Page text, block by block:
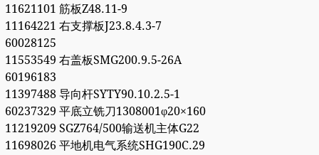
11621101 筋板Z48.11-9
11164221 右支撑板J23.8.4.3-7
60028125
11553549 右盖板SMG200.9.5-26A
60196183
11397488 导向杆SYTY90.10.2.5-1
60237329 平底立铣刀1308001φ20×160
11219209 SGZ764/500输送机主体G22
11698026 平地机电气系统SHG190C.29